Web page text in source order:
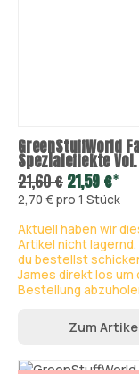
GreenStuffWorld
Spezialeffekte Vol.
21,60 €21,59 €*
2,70 € pro 1 Stück
Aktuell haben wir
Artikel nicht lagernd.
du bestellst
James direkt los um
Bestellung
Zum